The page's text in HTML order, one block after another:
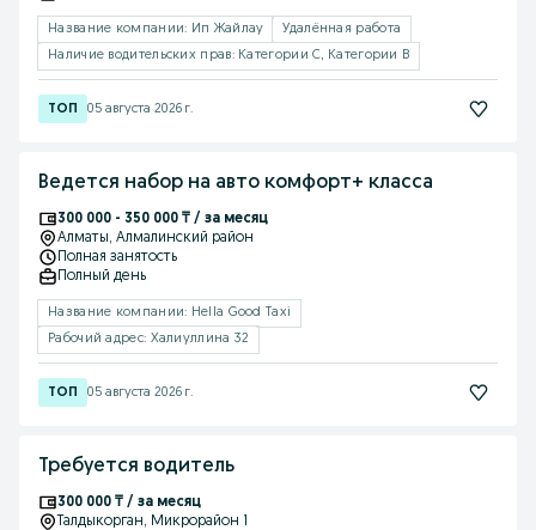
Название компании: Ип Жайлау
Удалённая работа
Наличие водительских прав: Категории C, Категории B
05 августа 2026 г.
Ведется набор на авто комфорт+ класса
300 000 - 350 000 ₸ / за месяц
Алматы, Алмалинский район
Полная занятость
Полный день
Название компании: Hella Good Taxi
Рабочий адрес: Халиуллина 32
05 августа 2026 г.
Требуется водитель
300 000 ₸ / за месяц
Талдыкорган, Микрорайон 1